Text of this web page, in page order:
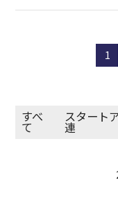
すべ
て
スタート
連
1